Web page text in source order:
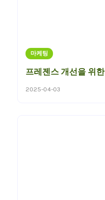
마케팅
프레젠스 개선을 위
2025-04-03